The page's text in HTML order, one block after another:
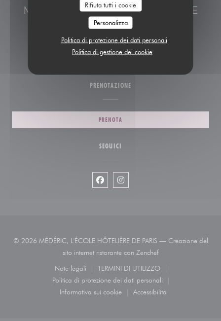
Rifiuta tutti i cookie
Personalizza
Politica di protezione dei dati personali
Politica di gestione dei cookie
MÉDÉRIC, L'ÉCOLE HÔTELIÈRE DE
PARIS
20 rue Médéric 75017 Paris((apre una nuova
PRENOTAZIONE
PRENOTA
SEGUICI
Facebook ((apre una nuova finestra))
Instagram ((apre una nuova
© 2026 MÉDÉRIC, L'ÉCOLE HÔTELIÈRE DE PARIS — Creazione del
sito internet ristorante con Zenchef((apre una nuova
Note legali
((apre una nuova finestra))
TERMINI DI UTILIZZO
Politica di protezione dei dati personali
((apre una nuova finestra))
Informativa sui cookie Accessibilita